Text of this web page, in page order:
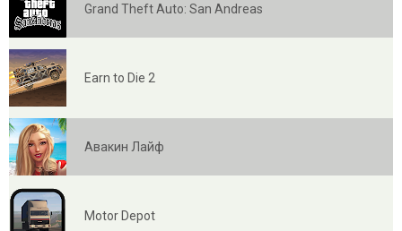
Grand Theft Auto: San Andreas
Earn to Die 2
Авакин Лайф
Motor Depot